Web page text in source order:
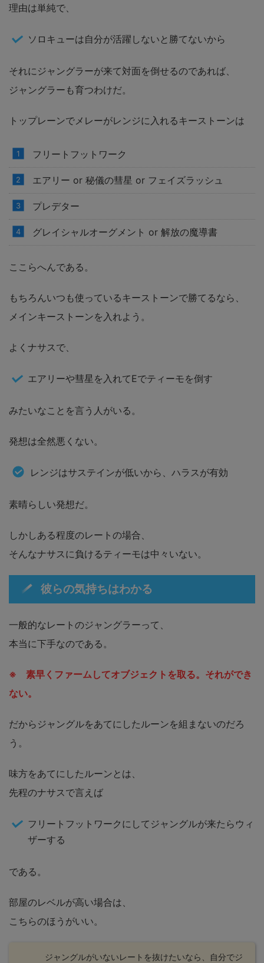
理由は単純で、
ソロキューは自分が活躍しないと勝てないから
それにジャングラーが来て対面を倒せるのであれば、
ジャングラーも育つわけだ。
トップレーンでメレーがレンジに入れるキーストーンは
フリートフットワーク
エアリー or 秘儀の彗星 or フェイズラッシュ
プレデター
グレイシャルオーグメント or 解放の魔導書
ここらへんである。
もちろんいつも使っているキーストーンで勝てるなら、
メインキーストーンを入れよう。
よくナサスで、
エアリーや彗星を入れてEでティーモを倒す
みたいなことを言う人がいる。
発想は全然悪くない。
レンジはサステインが低いから、ハラスが有効
素晴らしい発想だ。
しかしある程度のレートの場合、
そんなナサスに負けるティーモは中々いない。
彼らの気持ちはわかる
一般的なレートのジャングラーって、
本当に下手なのである。
※ 素早くファームしてオブジェクトを取る。それができ
ない。
だからジャングルをあてにしたルーンを組まないのだろ
う。
味方をあてにしたルーンとは、
先程のナサスで言えば
フリートフットワークにしてジャングルが来たらウィ
ザーする
である。
部屋のレベルが高い場合は、
こちらのほうがいい。
ジャングルがいないレートを抜けたいなら、自分でジ